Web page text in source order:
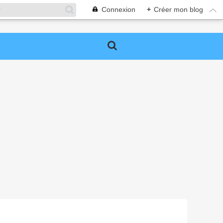
Connexion + Créer mon blog